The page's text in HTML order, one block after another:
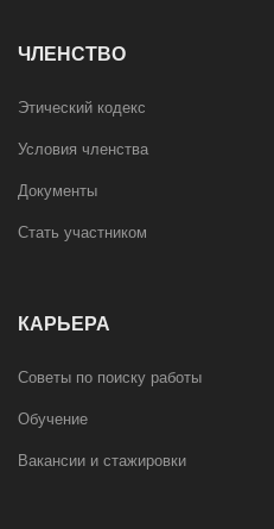
ЧЛЕНСТВО
Этический кодекс
Условия членства
Документы
Стать участником
КАРЬЕРА
Советы по поиску работы
Обучение
Вакансии и стажировки